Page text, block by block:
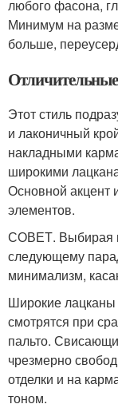
любого фасона,
Минимум на
больше,
Этот стиль
и лаконичный
накладными
широкими
Основной акцент
элементов.
СОВЕТ. Выбирая
следующему
минимализм,
Широкие
смотрятся при
пальто.
чрезмерно
отделки и на
тоном.